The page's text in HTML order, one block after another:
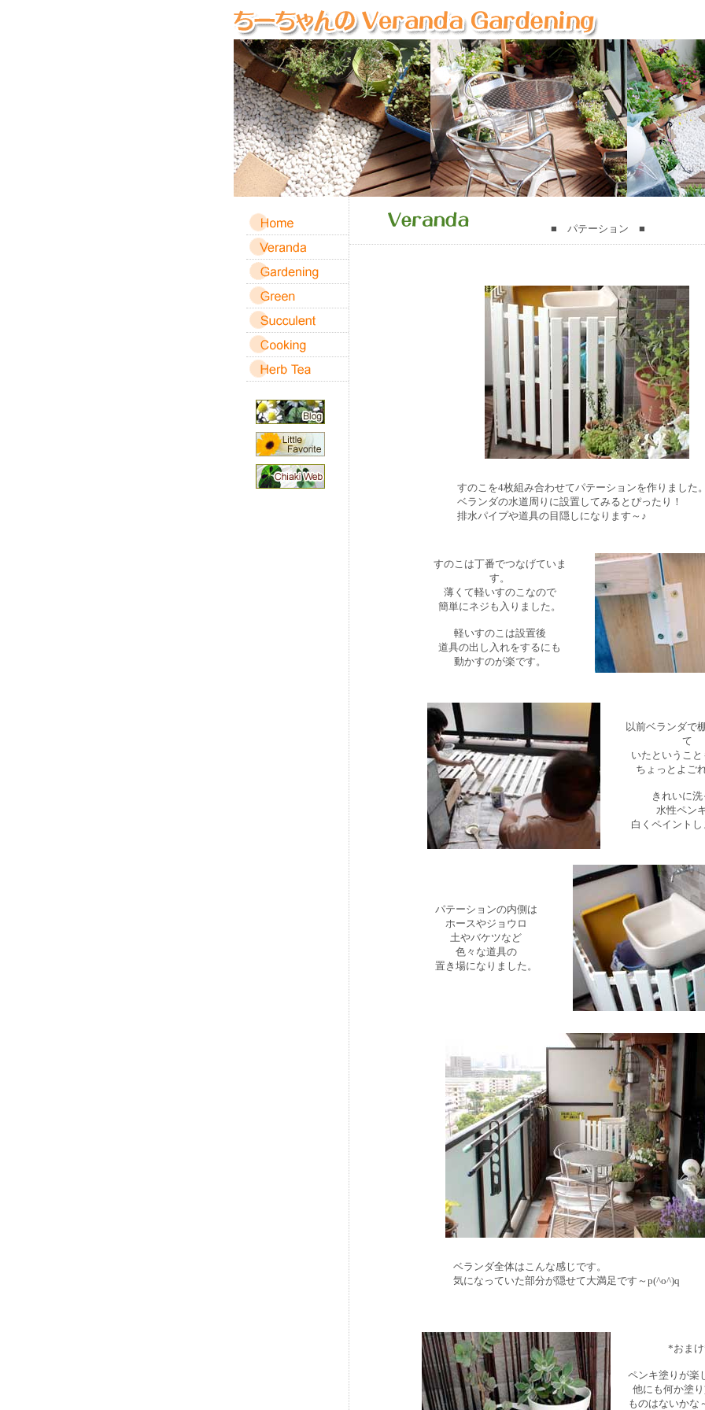
■ パテーション ■
すのこを4枚組み合わせてパテーションを作りました
ベランダの水道周りに設置してみるとぴったり！
排水パイプや道具の目隠しになります～♪
すのこは丁番でつなげていま
す。
薄くて軽いすのこなので
簡単にネジも入りました。
軽いすのこは設置後
道具の出し入れをするにも
動かすのが楽です。
以前ベランダで
て
いたというこ
ちょっとよご
きれいに洗
水性ペン
白くペイント
パテーションの内側は
ホースやジョウロ
土やバケツなど
色々な道具の
置き場になりました。
ベランダ全体はこんな感じです。
気になっていた部分が隠せて大満足です～p(^o^)q
*おま
ペンキ塗りが楽
他にも何か塗
ものはないかな